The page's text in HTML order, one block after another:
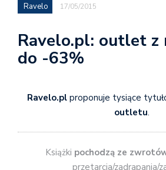
Ravelo 17/05/2015
Ravelo.pl: outlet z
do -63%
Ravelo.plproponuje tysiące
outletu.
Książki pochodzą ze
przetarcia/zadrapania/